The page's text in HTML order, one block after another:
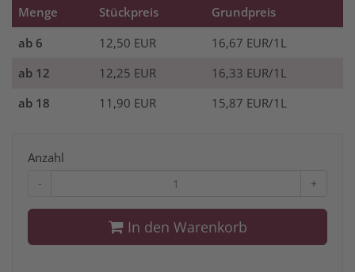
Menge Stückpreis
Grundpreis
ab 6
12,50 EUR 16,67 EUR/1L
ab 12
12,25 EUR 16,33 EUR/1L
ab 18
11,90 EUR 15,87 EUR/1L
Anzahl
- +
In den Warenkorb